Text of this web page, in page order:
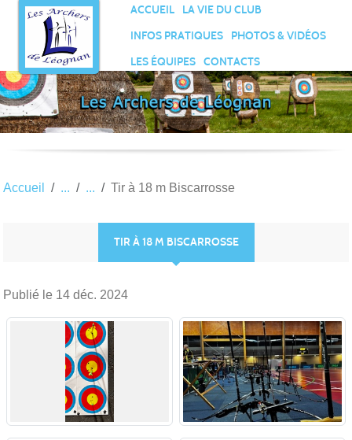
ACCUEIL
LA VIE DU CLUB
INFOS PRATIQUES
PHOTOS & VIDÉOS
LES ÉQUIPES
CONTACTS
Accueil Tir à 18 m Biscarrosse
TIR À 18 M BISCARROSSE
Publié le 14 déc. 2024
Panneau de gestion des cookies